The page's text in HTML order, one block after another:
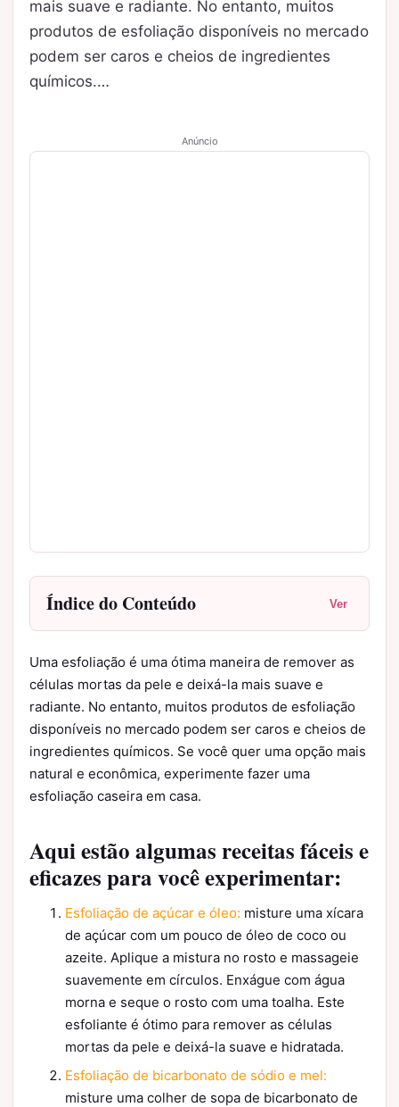
mais suave e radiante. No entanto, muitos
produtos de esfoliação disponíveis no mercado
podem ser caros e cheios de ingredientes
químicos.…
Anúncio
Índice do Conteúdo Ver
Uma esfoliação é uma ótima maneira de remover as
células mortas da pele e deixá-la mais suave e
radiante. No entanto, muitos produtos de esfoliação
disponíveis no mercado podem ser caros e cheios de
ingredientes químicos. Se você quer uma opção mais
natural e econômica, experimente fazer uma
esfoliação caseira em casa.
Aqui estão algumas receitas fáceis e
eficazes para você experimentar:
Esfoliação de açúcar e óleo: misture uma xícara
de açúcar com um pouco de óleo de coco ou
azeite. Aplique a mistura no rosto e massageie
suavemente em círculos. Enxágue com água
morna e seque o rosto com uma toalha. Este
esfoliante é ótimo para remover as células
mortas da pele e deixá-la suave e hidratada.
Esfoliação de bicarbonato de sódio e mel:
misture uma colher de sopa de bicarbonato de